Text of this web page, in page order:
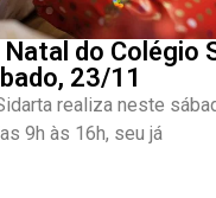
Natal do Colégio
23/11
realiza neste
9h às 16h, seu já